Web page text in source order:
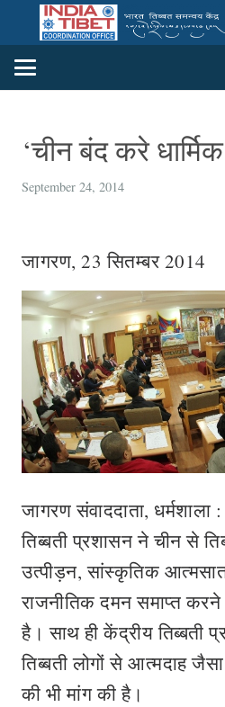
‘चीन बंद करे
September 24, 2014
जागरण, 23 सितम्बर 2014
जागरण संवाददाता, धर्मशाला :
तिब्बती प्रशासन ने चीन से
उत्पीड़न, सांस्कृतिक
राजनीतिक दमन समाप्त
है। साथ ही केंद्रीय तिब्बती
तिब्बती लोगों से आत्मदाह
की भी मांग की है।